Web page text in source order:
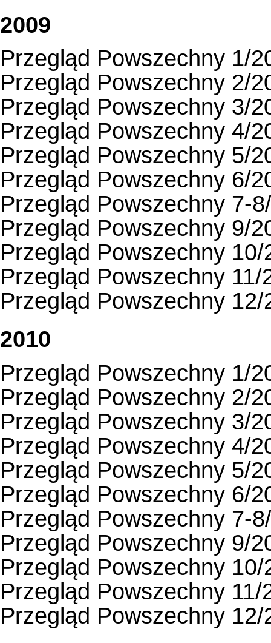
2009
Przegląd Powszechny 1/
Przegląd Powszechny 2/
Przegląd Powszechny 3/
Przegląd Powszechny 4/
Przegląd Powszechny 5/
Przegląd Powszechny 6/
Przegląd Powszechny 7-
Przegląd Powszechny 9/
Przegląd Powszechny 10/
Przegląd Powszechny 11/
Przegląd Powszechny 12/
2010
Przegląd Powszechny 1/
Przegląd Powszechny 2/
Przegląd Powszechny 3/
Przegląd Powszechny 4/
Przegląd Powszechny 5/
Przegląd Powszechny 6/
Przegląd Powszechny 7-
Przegląd Powszechny 9/
Przegląd Powszechny 10/
Przegląd Powszechny 11/
Przegląd Powszechny 12/